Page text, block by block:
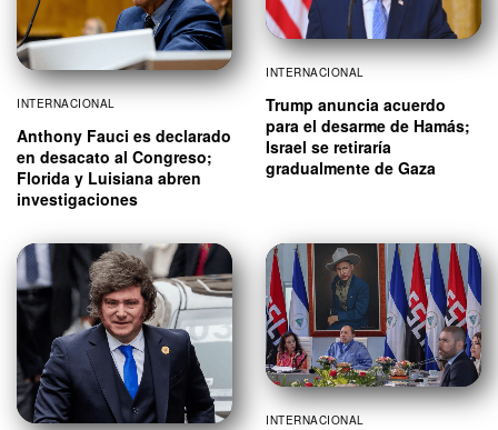
INTERNACIONAL
Anthony Fauci es declarado
en desacato al Congreso;
Florida y Luisiana abren
investigaciones
INTERNACIONAL
Trump anuncia acuerdo
para el desarme de Hamás;
Israel se retiraría
gradualmente de Gaza
INTERNACIONAL